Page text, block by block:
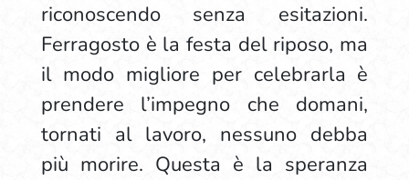
riconoscendo senza esitazioni.
Ferragosto è la festa del riposo, ma
il modo migliore per celebrarla è
prendere l’impegno che domani,
tornati al lavoro, nessuno debba
più morire. Questa è la speranza